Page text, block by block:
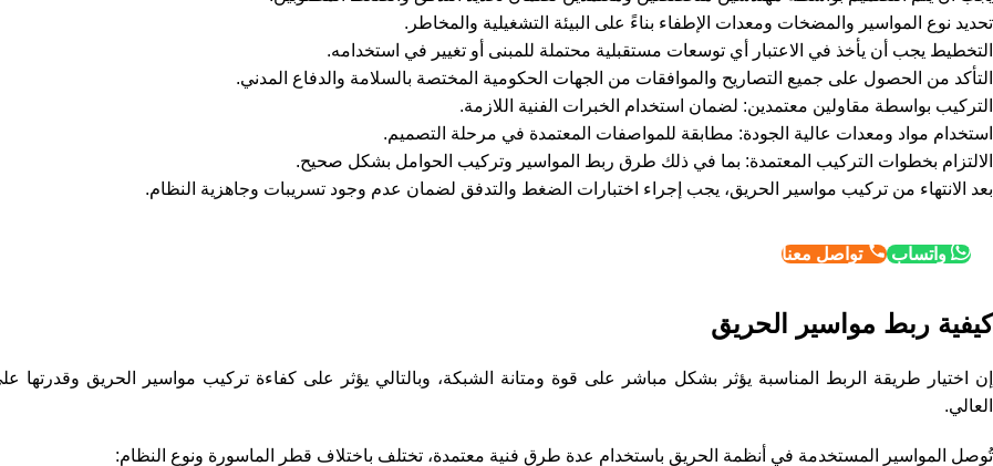
تحديد نوع المواسير والمضخات ومعدات الإطفاء بناءً على البيئة التشغيلية والمخاطر.
التخطيط يجب أن يأخذ في الاعتبار أي توسعات مستقبلية محتملة للمبنى أو تغيير في استخدامه.
التأكد من الحصول على جميع التصاريح والموافقات من الجهات الحكومية المختصة بالسلامة والدفاع المدني.
التركيب بواسطة مقاولين معتمدين: لضمان استخدام الخبرات الفنية اللازمة.
استخدام مواد ومعدات عالية الجودة: مطابقة للمواصفات المعتمدة في مرحلة التصميم.
الالتزام بخطوات التركيب المعتمدة: بما في ذلك طرق ربط المواسير وتركيب الحوامل بشكل صحيح.
بعد الانتهاء من تركيب مواسير الحريق، يجب إجراء اختبارات الضغط والتدفق لضمان عدم وجود تسريبات وجاهزية النظام.
واتساب تواصل معنا
كيفية ربط مواسير الحريق
إن اختيار طريقة الربط المناسبة يؤثر بشكل مباشر على قوة ومتانة الشبكة، وبالتالي يؤثر على كفاءة تركيب مواسير الحريق وقدرتها
العالي.
تُوصل المواسير المستخدمة في أنظمة الحريق باستخدام عدة طرق فنية معتمدة، تختلف باختلاف قطر الماسورة ونوع النظام: